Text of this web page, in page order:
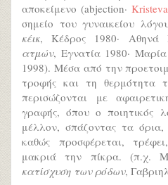
αποκείμενο (abjection·
σημείο του γυναικείου
κέικ, Κέδρος 1980· Αθηνά
ατμών, Εγνατία 1980·
1998). Μέσα από την
τροφής και τη θερμότητα
περισώζονται με
γραφής, όπου ο ποιητικός
μέλλον, σπάζοντας τα
καθώς προσφέρεται,
μακριά την πίκρα. (π.χ.
κατίσχυση των ρόδων,